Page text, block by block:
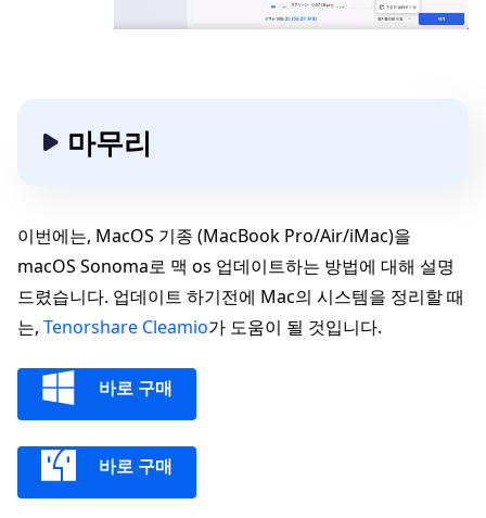
마무리
이번에는, MacOS 기종 (MacBook Pro/Air/iMac)을
macOS Sonoma로 맥 os 업데이트하는 방법에 대해 설명
드렸습니다. 업데이트 하기전에 Mac의 시스템을 정리할 때
는, Tenorshare Cleamio가 도움이 될 것입니다.
바로 구매
바로 구매